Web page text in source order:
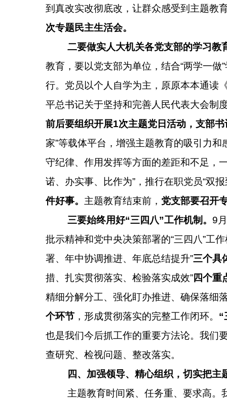
到真改实改彻底改，让群众感受到主题教
次专题民主生活会。
二要做实人大机关各党支部的学习教
教育，要以党支部为单位，结合“两学一做
行。党员以个人自学为主，原原本本通读
平总书记关于坚持和完善人民代表大会制
前后要组织开展1次主题党日活动，支部书
家”等载体平台，增强主题教育的吸引力
守纪律、作用发挥等方面的差距和不足，
诺、办实事、比作为”，推行在职党员“双报
件好事。 主题教育结束前， 党支部要召开
三要始终用好“三四八”工作机制。 9 月
批示精神和党中央决策部署的“三四八”工
署、年中协调推进、年底总结提升”三个具
措、扎实贯彻落实、检验落实成效”四个重
精细分解分工、强化盯办推进、确保落细
个环节 ，形成贯彻落实的完整工作闭环。 “
也是我们今后抓工作的重要方法论。我们
查研究、检视问题、整改落实。
四、加强领导、精心组织，切实把主
主题教育时间紧、任务重、要求高